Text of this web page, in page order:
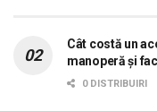
Cât costă un
manoperă și
0 DISTRIBUIRI